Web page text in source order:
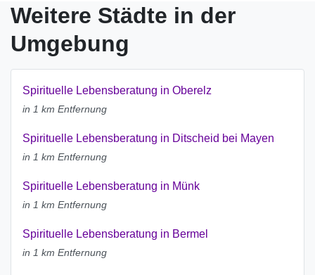
Weitere Städte in der
Umgebung
Spirituelle Lebensberatung in Oberelz
in 1 km Entfernung
Spirituelle Lebensberatung in Ditscheid bei Mayen
in 1 km Entfernung
Spirituelle Lebensberatung in Münk
in 1 km Entfernung
Spirituelle Lebensberatung in Bermel
in 1 km Entfernung